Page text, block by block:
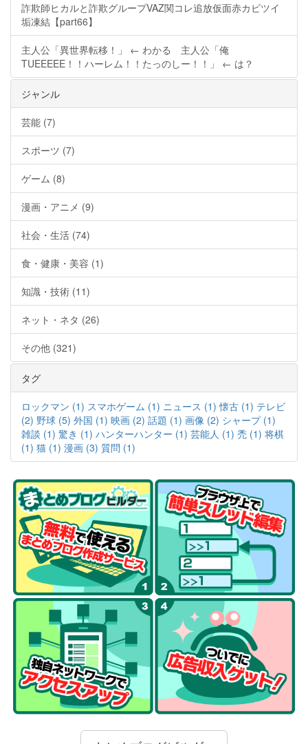
詐欺師ヒカルと詐欺グループVAZ関コレ追放仮面赤カビツイ
垢凍結【part66】
主人公「異世界転移！」 ← わかる 主人公「俺
TUEEEEE！！ハーレム！！たっのしー！！」 ← は？
ジャンル
芸能 (7)
スポーツ (7)
ゲーム (8)
漫画・アニメ (9)
社会・生活 (74)
食・健康・美容 (1)
知識・技術 (11)
ネット・ネタ (26)
その他 (321)
タグ
ロックマン (1) スマホゲーム (1) ニュース (1) 懐古 (1) テレビ
(2) 野球 (5) 外国 (1) 映画 (2) 話題 (1) 画像 (2) シャープ (1)
雑談 (1) 驚き (1) ハンターハンター (1) 芸能人 (1) 禿 (1) 将棋
(1) 猫 (1) 漫画 (3) 質問 (1)